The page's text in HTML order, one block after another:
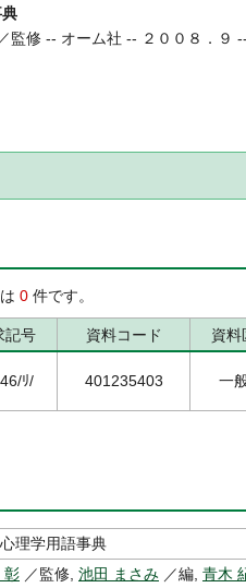
監修 -- オーム社 -- ２００８．９
0 件です。
記号 資料コード 資料
ﾘ/ 401235403 一
理学用語事典
彰 ／監修, 池田 まさみ ／編, 青木